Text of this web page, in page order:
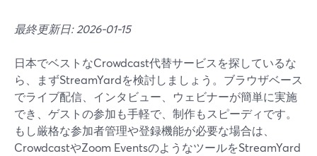
最終更新日: 2026-01-15
日本でベストなCrowdcast代替サービスを探しているな
ら、まずStreamYardを検討しましょう。ブラウザベース
でライブ配信、インタビュー、ウェビナーが簡単に実施
でき、ゲストの参加も手軽で、制作もスピーディです。
もし厳格な参加者管理や登録機能が必要な場合は、
CrowdcastやZoom EventsのようなツールをStreamYard